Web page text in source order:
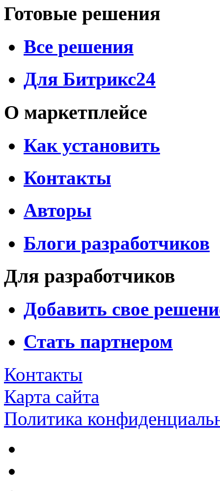
Готовые решения
Все решения
Для Битрикс24
О маркетплейсе
Как установить
Контакты
Авторы
Блоги разработчиков
Для разработчиков
Добавить свое
Стать партнером
Контакты
Карта сайта
Политика